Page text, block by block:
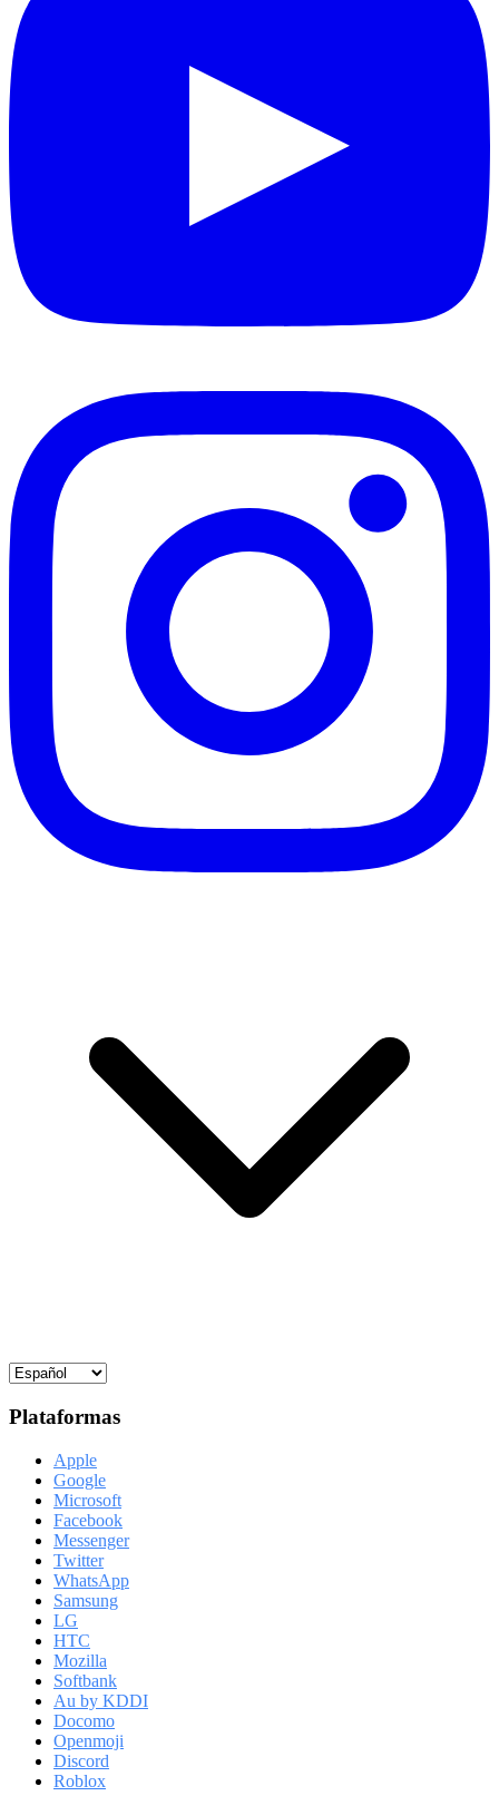
Plataformas
Apple
Google
Microsoft
Facebook
Messenger
Twitter
WhatsApp
Samsung
LG
HTC
Mozilla
Softbank
Au by KDDI
Docomo
Openmoji
Discord
Roblox